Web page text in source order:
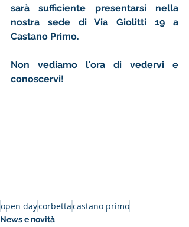
sarà sufficiente presentarsi nella
nostra sede di Via Giolitti 19 a
Castano Primo.
Non vediamo l'ora di vedervi e
conoscervi!
open daycorbettacastano primo
News e novità